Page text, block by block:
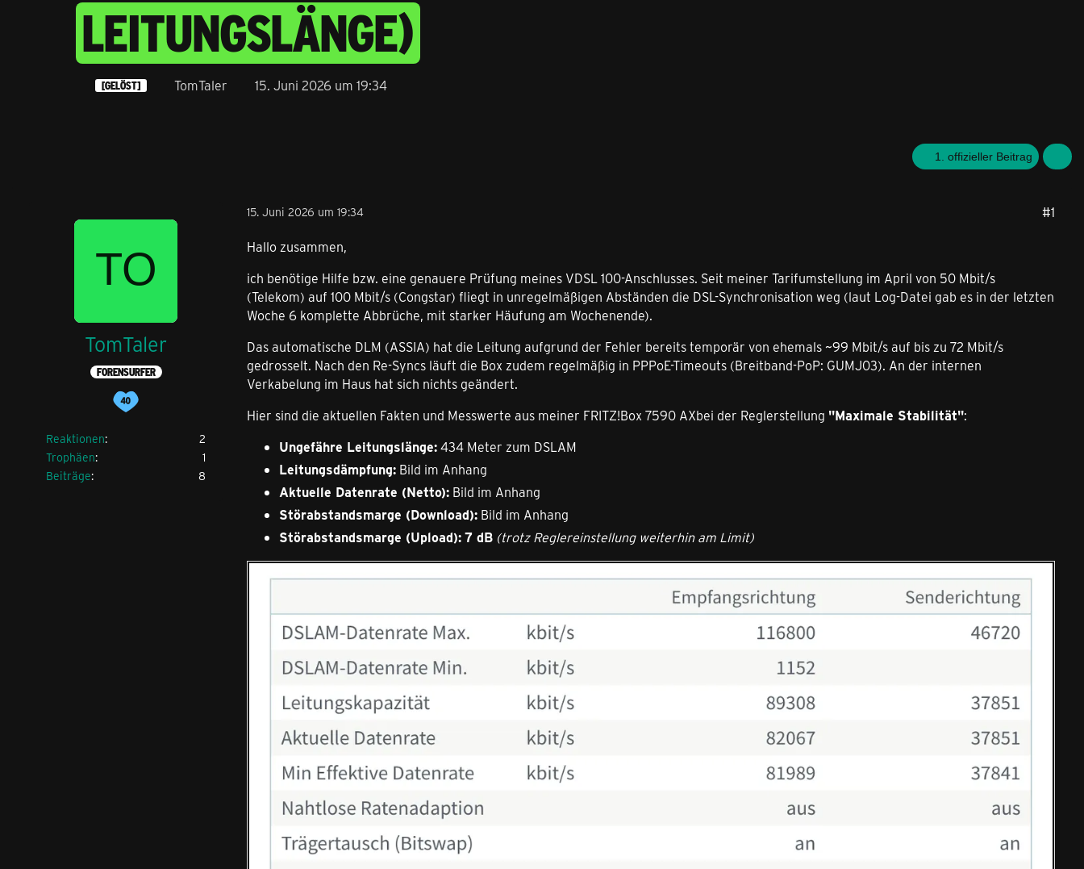
EITUNGSLÄNGE)
[GELÖST] TomTaler 15. Juni 2026 um 19:34
1. offizieller Beitrag
TomTaler
FORENSURFER
Reaktionen
2
Trophäen
1
Beiträge
8
15. Juni 2026 um 19:34 #1
Hallo zusammen,
ich benötige Hilfe bzw. eine genauere Prüfung meines VDSL 100-Anschlusses. Seit meiner Tarifumstellung im April von 50 Mbit/s
(Telekom) auf 100 Mbit/s (Congstar) fliegt in unregelmäßigen Abständen die DSL-Synchronisation weg (laut Log-Datei gab es in der letzten
Woche 6 komplette Abbrüche, mit starker Häufung am Wochenende).
Das automatische DLM (ASSIA) hat die Leitung aufgrund der Fehler bereits temporär von ehemals ~99 Mbit/s auf bis zu 72 Mbit/s
gedrosselt. Nach den Re-Syncs läuft die Box zudem regelmäßig in PPPoE-Timeouts (Breitband-PoP: GUMJ03). An der internen
Verkabelung im Haus hat sich nichts geändert.
Hier sind die aktuellen Fakten und Messwerte aus meiner FRITZ!Box 7590 AXbei der Reglerstellung "Maximale Stabilität":
Ungefähre Leitungslänge:434 Meter zum DSLAM
Leitungsdämpfung: Bild im Anhang
Aktuelle Datenrate (Netto): Bild im Anhang
Störabstandsmarge (Download): Bild im Anhang
Störabstandsmarge (Upload):7 dB (trotz Reglereinstellung weiterhin am Limit)